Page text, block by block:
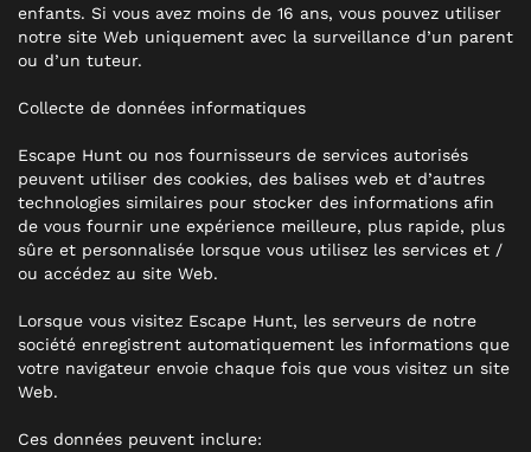
enfants. Si vous avez moins de 16 ans, vous pouvez utiliser
notre site Web uniquement avec la surveillance d’un parent
ou d’un tuteur.
Collecte de données informatiques
Escape Hunt ou nos fournisseurs de services autorisés
peuvent utiliser des cookies, des balises web et d’autres
technologies similaires pour stocker des informations afin
de vous fournir une expérience meilleure, plus rapide, plus
sûre et personnalisée lorsque vous utilisez les services et /
ou accédez au site Web.
Lorsque vous visitez Escape Hunt, les serveurs de notre
société enregistrent automatiquement les informations que
votre navigateur envoie chaque fois que vous visitez un site
Web.
Ces données peuvent inclure: